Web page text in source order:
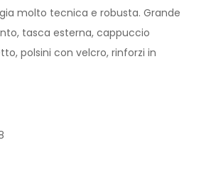
molto tecnica e robusta. Grande
tasca esterna, cappuccio
polsini con velcro, rinforzi in